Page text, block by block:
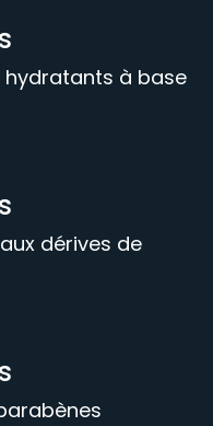
hydratants à base
dérives de